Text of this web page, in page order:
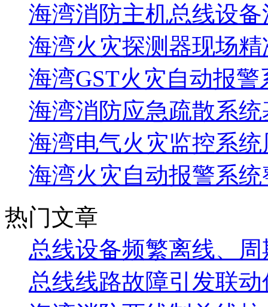
海湾消防主机总线设备
海湾火灾探测器现场
海湾GST火灾自动报警
海湾消防应急疏散系统
海湾电气火灾监控系
海湾火灾自动报警系
热门文章
总线设备频繁离线、
总线线路故障引发联